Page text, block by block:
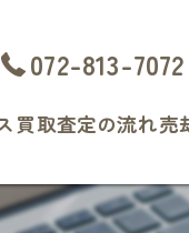
072-813-7072
る質問
買取査定の流れ売